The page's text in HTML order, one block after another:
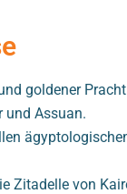
goldener
und Assuan.
Zitadelle von